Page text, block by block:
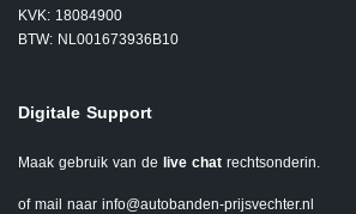
KVK: 18084900
BTW: NL001673936B10
Digitale Support
Maak gebruik van de live chat rechtsonderin.
of mail naar info@autobanden-prijsvechter.nl